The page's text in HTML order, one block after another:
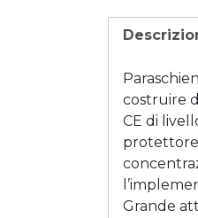
costruire
CE di
protettore
Grande